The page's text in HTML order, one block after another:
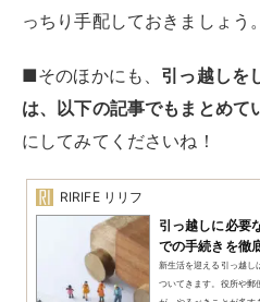
っちり手配しておきましょう。
■そのほかにも、 引っ越しを
は、以下の記事でもまとめて
にしてみてくださいね！
RIRIFE リリフ
引っ越しに必要
での手続きを徹
新生活を迎える引っ越し
ついてきます。役所や郵